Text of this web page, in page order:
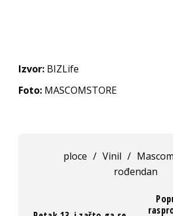
Izvor: BIZLife
Foto: MASCOMSTORE
ploce / Vinil /
rođendan